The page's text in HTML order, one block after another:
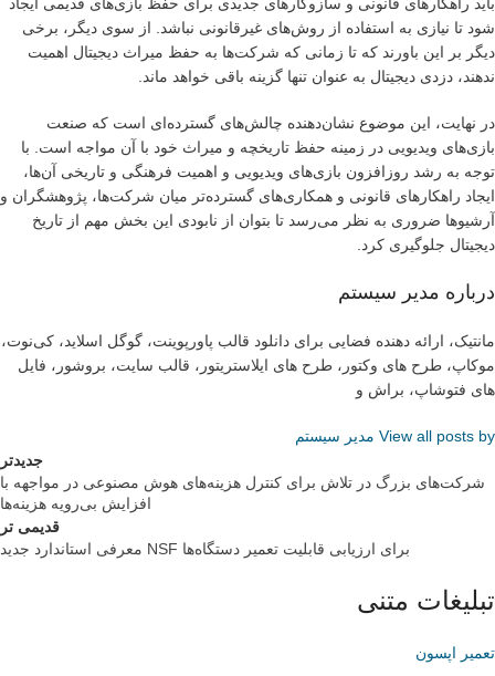
شود تا نیازی به استفاده از روش‌های غیرقانونی نباشد. از سوی دیگر، برخی
دیگر بر این باورند که تا زمانی که شرکت‌ها به حفظ میراث دیجیتال اهمیت
ندهند، دزدی دیجیتال به عنوان تنها گزینه باقی خواهد ماند.
در نهایت، این موضوع نشان‌دهنده چالش‌های گسترده‌ای است که صنعت
بازی‌های ویدیویی در زمینه حفظ تاریخچه و میراث خود با آن مواجه است. با
توجه به رشد روزافزون بازی‌های ویدیویی و اهمیت فرهنگی و تاریخی آن‌ها،
ایجاد راهکارهای قانونی و همکاری‌های گسترده‌تر میان شرکت‌ها، پژوهشگران و
آرشیوها ضروری به نظر می‌رسد تا بتوان از نابودی این بخش مهم از تاریخ
دیجیتال جلوگیری کرد.
درباره مدیر سیستم
مانتیک، ارائه دهنده فضایی برای دانلود قالب پاورپوینت، گوگل اسلاید، کی‌نوت،
موکاپ، طرح های وکتور، طرح های ایلاستریتور، قالب سایت، بروشور، فایل
های فتوشاپ، براش و
View all posts by مدیر سیستم
جدیدتر
شرکت‌های بزرگ در تلاش برای کنترل هزینه‌های هوش مصنوعی در مواجهه با
افزایش بی‌رویه هزینه‌ها
قدیمی تر
معرفی استاندارد جدید NSF برای ارزیابی قابلیت تعمیر دستگاه‌ها
تبلیغات متنی
تعمیر اپسون